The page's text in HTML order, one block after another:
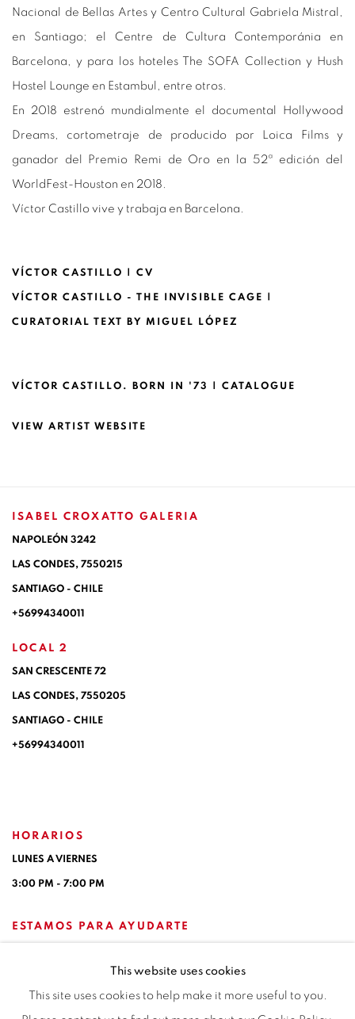
Nacional de Bellas Artes y Centro Cultural Gabriela Mistral,
en Santiago; el Centre de Cultura Contemporánia en
Barcelona, y para los hoteles The SOFA Collection y Hush
Hostel Lounge en Estambul, entre otros.
En 2018 estrenó mundialmente el documental Hollywood
Dreams, cortometraje de producido por Loica Films y
ganador del Premio Remi de Oro en la 52ª edición del
WorldFest-Houston en 2018.
Víctor Castillo vive y trabaja en Barcelona.
VÍCTOR CASTILLO | CV
(PDF, OPENS IN A NEW TAB.)
VÍCTOR CASTILLO - THE INVISIBLE CAGE |
CURATORIAL TEXT BY MIGUEL LÓPEZ
VÍCTOR CASTILLO. BORN IN '73 | CATALOGUE
VIEW ARTIST WEBSITE
ISABEL CROXATTO GALERIA
NAPOLEÓN 3242
LAS CONDES, 7550215
SANTIAGO - CHILE
+56994340011
LOCAL 2
SAN CRESCENTE 72
LAS CONDES, 7550205
SANTIAGO - CHILE
+56994340011
HORARIOS
LUNES A VIERNES
3:00 PM - 7:00 PM
ESTAMOS PARA AYUDARTE
This website uses cookies
This site uses cookies to help make it more useful to you.